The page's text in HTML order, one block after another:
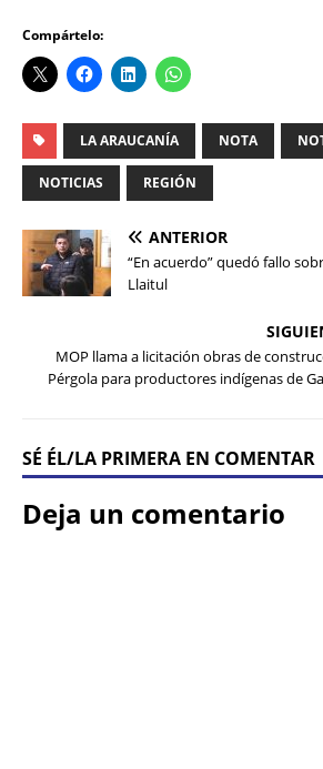
Compártelo:
LA ARAUCANÍA NOTA
NOTICIAS REGIÓN
ANTERIOR
“En acuerdo” quedó fallo
Llaitul
MOP llama a licitación obras de
Pérgola para productores indígenas de
SÉ ÉL/LA PRIMERA EN COMENTAR
Deja un comentario